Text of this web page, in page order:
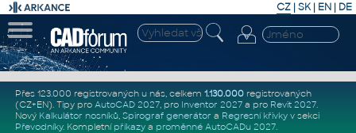
CZ | SK| EN | DE
Přes 123.000 registrovaných u nás, celkem 1.130.000registrovaných
(CZ+EN). Tipy pro AutoCAD 2027, pro Inventor 2027a pro Revit 2027.
Nový Kalkulátor nosníků, Spirograf generátor a Regresní křivkyv sekci
Převodníky. Kompletní příkazya proměnné AutoCADu 2027.